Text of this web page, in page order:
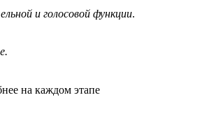
и голосовой функции.
на каждом этапе